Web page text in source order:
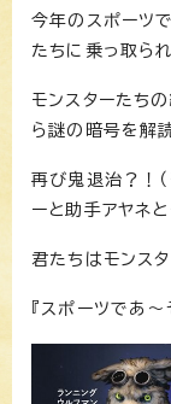
今年のスポーツ
たちに乗っ取ら
モンスターたち
ら謎の暗号を解
再び鬼退治？！
ーと助手アヤネと
君たちはモンス
『スポーツであ